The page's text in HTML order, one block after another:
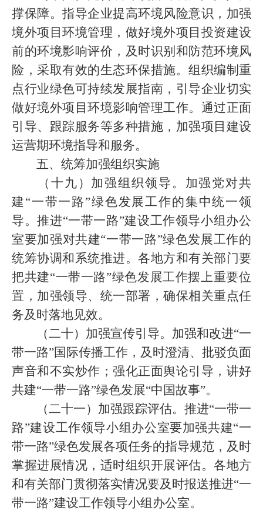
撑保障。指导企业提高环境风险意识，加强
境外项目环境管理，做好境外项目投资建设
前的环境影响评价，及时识别和防范环境风
险，采取有效的生态环保措施。组织编制重
点行业绿色可持续发展指南，引导企业切实
做好境外项目环境影响管理工作。通过正面
引导、跟踪服务等多种措施，加强项目建设
运营期环境指导和服务。
五、统筹加强组织实施
（十九）加强组织领导。加强党对共
建“一带一路”绿色发展工作的集中统一领
导。推进“一带一路”建设工作领导小组办公
室要加强对共建“一带一路”绿色发展工作的
统筹协调和系统推进。各地方和有关部门要
把共建“一带一路”绿色发展工作摆上重要位
置，加强领导、统一部署，确保相关重点任
务及时落地见效。
（二十）加强宣传引导。加强和改进“一
带一路”国际传播工作，及时澄清、批驳负面
声音和不实炒作；强化正面舆论引导，讲好
共建“一带一路”绿色发展“中国故事”。
（二十一）加强跟踪评估。推进“一带一
路”建设工作领导小组办公室要加强共建“一
带一路”绿色发展各项任务的指导规范，及时
掌握进展情况，适时组织开展评估。各地方
和有关部门贯彻落实情况要及时报送推进“一
带一路”建设工作领导小组办公室。